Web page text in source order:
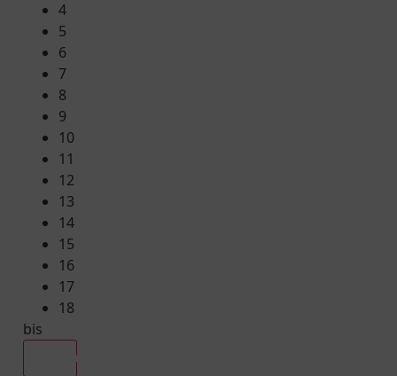
4
5
6
7
8
9
10
11
12
13
14
15
16
17
18
bis